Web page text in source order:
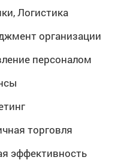
Логистика
организации
персоналом
торговля
эффективность